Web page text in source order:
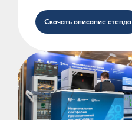
Скачать описание стенда